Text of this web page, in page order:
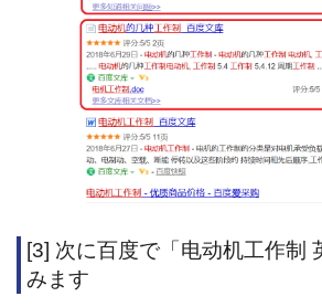
[3] 次に百度で「电动机工作制
みます